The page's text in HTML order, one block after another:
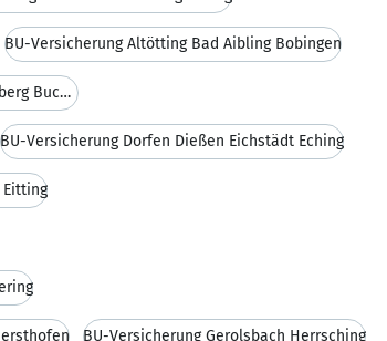
BU-Versicherung Altötting Bad Aibling Bobingen
BU-Versicherung Baar-Ebenhause Bruckberg Buchloe
BU-Versicherung Dorfen Dießen Eichstädt Eching
Eitting
BU-Versicherung Gerolsbach Herrsching